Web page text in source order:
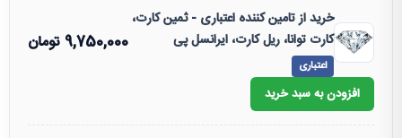
خرید از تامین کننده اعتباری - ثمین کارت،
کارت توانا، ریل کارت، ایرانسل پی
اعتباری
9,750,000 تومان
افزودن به سبد خرید